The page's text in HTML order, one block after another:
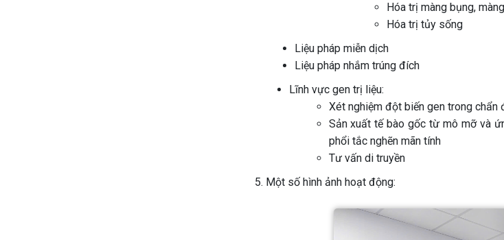
Hóa trị màng bụng,
Hóa trị tủy sống
Liệu pháp miễn dịch
Liệu pháp nhắm trúng đích
Lĩnh vực gen trị liệu:
Xét nghiệm đột biến gen trong chẩn
Sản xuất tế bào gốc từ mô mỡ và
phổi tắc nghẽn mãn tính
Tư vấn di truyền
5. Một số hình ảnh hoạt động: